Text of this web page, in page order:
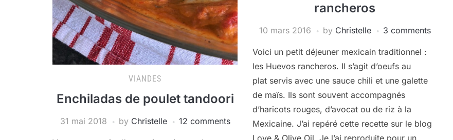
VIANDES
Enchiladas de poulet tandoori
31 mai 2018 by Christelle 12 comments
rancheros
10 mars 2016 by Christelle 3 comments
Voici un petit déjeuner mexicain traditionnel :
les Huevos rancheros. Il s’agit d’oeufs au
plat servis avec une sauce chili et une galette
de maïs. Ils sont souvent accompagnés
d’haricots rouges, d’avocat ou de riz à la
Mexicaine. J’ai repéré cette recette sur le blog
Love & Olive Oil. Je l’ai reproduite pour un